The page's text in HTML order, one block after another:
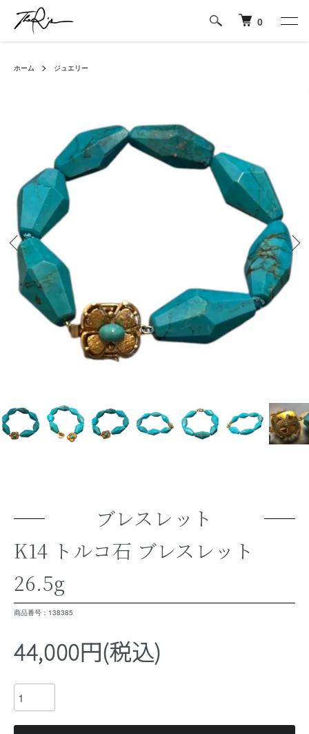
0
ホーム ジュエリー
ブレスレット
K14 トルコ石 ブレスレット
26.5g
商品番号：138385
44,000円(税込)